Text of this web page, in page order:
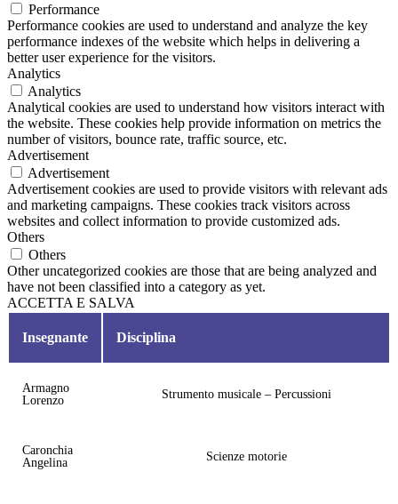
Performance
Performance cookies are used to understand and analyze the key
performance indexes of the website which helps in delivering a
better user experience for the visitors.
Analytics
Analytics
Analytical cookies are used to understand how visitors interact with
the website. These cookies help provide information on metrics the
number of visitors, bounce rate, traffic source, etc.
Advertisement
Advertisement
Advertisement cookies are used to provide visitors with relevant ads
and marketing campaigns. These cookies track visitors across
websites and collect information to provide customized ads.
Others
Others
Other uncategorized cookies are those that are being analyzed and
have not been classified into a category as yet.
ACCETTA E SALVA
Insegnante Disciplina
Armagno
Lorenzo
Strumento musicale – Percussioni
Caronchia
Angelina
Scienze motorie